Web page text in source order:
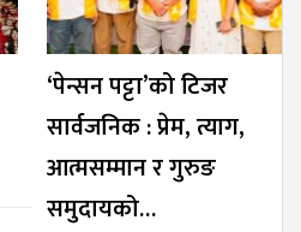
‘पेन्सन पट्टा’को टिजर
सार्वजनिक : प्रेम, त्याग,
आत्मसम्मान र गुरुङ
समुदायको…